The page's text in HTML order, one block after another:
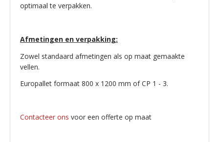
optimaal te verpakken.
Afmetingen en verpakking:
Zowel standaard afmetingen als op maat gemaakte
vellen.
Europallet formaat 800 x 1200 mm of CP 1 - 3.
Contacteer ons voor een offerte op maat